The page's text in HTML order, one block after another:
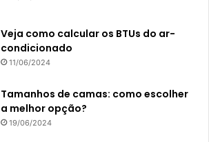
Veja como calcular os BTUs do ar-
condicionado
11/06/2024
Tamanhos de camas: como escolher
a melhor opção?
19/06/2024